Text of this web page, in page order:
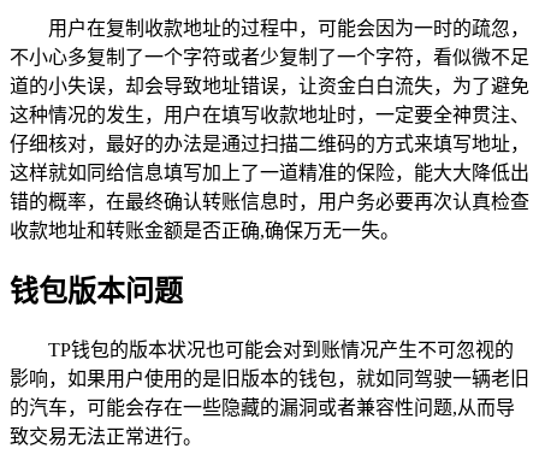
用户在复制收款地址的过程中，可能会因为一时的疏忽，
不小心多复制了一个字符或者少复制了一个字符，看似微不足
道的小失误，却会导致地址错误，让资金白白流失，为了避免
这种情况的发生，用户在填写收款地址时，一定要全神贯注、
仔细核对，最好的办法是通过扫描二维码的方式来填写地址，
这样就如同给信息填写加上了一道精准的保险，能大大降低出
错的概率，在最终确认转账信息时，用户务必要再次认真检查
收款地址和转账金额是否正确,确保万无一失。
钱包版本问题
TP钱包的版本状况也可能会对到账情况产生不可忽视的
影响，如果用户使用的是旧版本的钱包，就如同驾驶一辆老旧
的汽车，可能会存在一些隐藏的漏洞或者兼容性问题,从而导
致交易无法正常进行。